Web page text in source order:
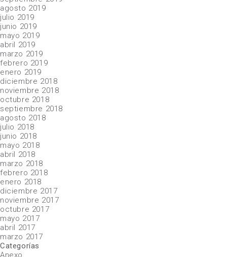
agosto 2019
julio 2019
junio 2019
mayo 2019
abril 2019
marzo 2019
febrero 2019
enero 2019
diciembre 2018
noviembre 2018
octubre 2018
septiembre 2018
agosto 2018
julio 2018
junio 2018
mayo 2018
abril 2018
marzo 2018
febrero 2018
enero 2018
diciembre 2017
noviembre 2017
octubre 2017
mayo 2017
abril 2017
marzo 2017
Categorías
Anexo